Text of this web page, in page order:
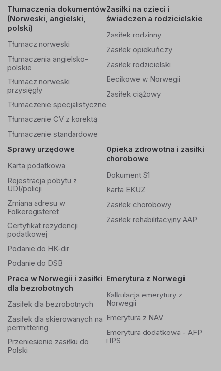
Tłumaczenia dokumentów
(Norweski, angielski,
polski)
Tłumacz norweski
Tłumaczenia angielsko-
polskie
Tłumacz norweski
przysięgły
Tłumaczenie specjalistyczne
Tłumaczenie CV z korektą
Tłumaczenie standardowe
Zasiłki na dzieci i
świadczenia rodzicielskie
Zasiłek rodzinny
Zasiłek opiekuńczy
Zasiłek rodzicielski
Becikowe w Norwegii
Zasiłek ciążowy
Sprawy urzędowe
Karta podatkowa
Rejestracja pobytu z
UDI/policji
Zmiana adresu w
Folkeregisteret
Certyfikat rezydencji
podatkowej
Podanie do HK-dir
Podanie do DSB
Opieka zdrowotna i zasiłki
chorobowe
Dokument S1
Karta EKUZ
Zasiłek chorobowy
Zasiłek rehabilitacyjny AAP
Praca w Norwegii i zasiłki
dla bezrobotnych
Zasiłek dla bezrobotnych
Zasiłek dla skierowanych na
permittering
Przeniesienie zasiłku do
Polski
Emerytura z Norwegii
Kalkulacja emerytury z
Norwegii
Emerytura z NAV
Emerytura dodatkowa - AFP
i IPS